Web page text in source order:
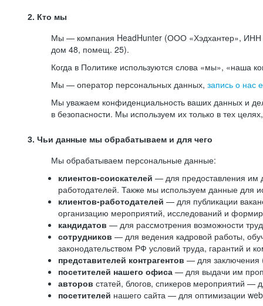
2. Кто мы
Мы — компания HeadHunter (ООО «Хэдхантер», ИНН
дом 48, помещ. 25).
Когда в Политике используются слова «мы», «наша
Мы — оператор персональных данных, запись о нас
Мы уважаем конфиденциальность ваших данных и
в безопасности. Мы используем их только в тех
3. Чьи данные мы обрабатываем и для чего
Мы обрабатываем персональные данные:
клиентов-соискателей — для предоставления им
работодателей. Также мы используем данные для
клиентов-работодателей — для публикации
организацию мероприятий, исследований и
кандидатов — для рассмотрения возможности
сотрудников — для ведения кадровой работы,
законодательством РФ условий труда, гарантий и
представителей контрагентов — для заключения
посетителей нашего офиса — для выдачи им
авторов статей, блогов, спикеров мероприятий —
посетителей нашего сайта — для оптимизации